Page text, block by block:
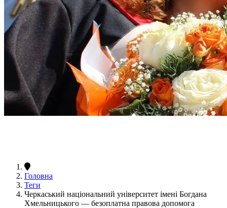
Головна
Теги
Черкаський національний університет імені Богдана
Хмельницького — безоплатна правова допомога